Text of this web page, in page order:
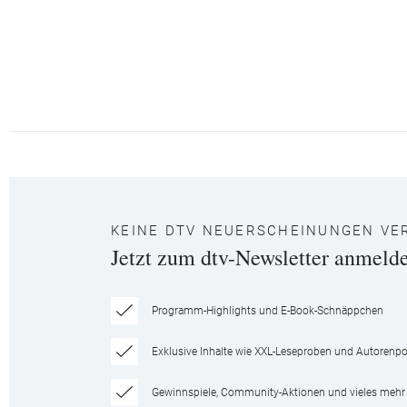
KEINE DTV NEUERSCHEINUNGEN
Jetzt zum dtv-Newsletter
Programm-Highlights und E-Book-Schnäppchen
Exklusive Inhalte wie XXL-Leseproben und
Gewinnspiele, Community-Aktionen und vieles mehr